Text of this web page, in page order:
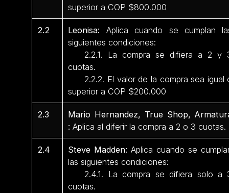
superior a COP $800.000
2.2 Leonisa: Aplica cuando se cumplan
siguientes condiciones:
2.2.1. La compra se difiera a 2 y
cuotas.
2.2.2. El valor de la compra sea igual
superior a COP $200.000
2.3
Mario Hernandez, True Shop,
:Aplica al diferir la compra a 2 o 3 cuotas.
2.4 Steve Madden: Aplica cuando se
las siguientes condiciones:
2.4.1. La compra se difiera solo a
cuotas.